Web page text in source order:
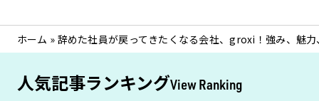
ホーム » 辞めた社員が戻ってきたくなる会社、groxi！強み、魅
人気記事ランキングView Ranking